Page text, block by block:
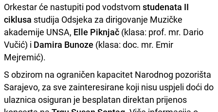
Orkestar će nastupiti pod vodstvom studenata II
ciklusa studija Odsjeka za dirigovanje Muzičke
akademije UNSA, Elle Piknjač (klasa: prof. mr. Dario
Vučić) i Damira Bunoze (klasa: doc. mr. Emir
Mejremić).
S obzirom na ograničen kapacitet Narodnog pozorišta
Sarajevo, za sve zainteresirane koji nisu uspjeli doći do
ulaznica osiguran je besplatan direktan prijenos